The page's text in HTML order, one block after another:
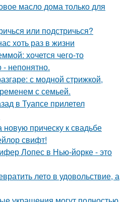
масло дома только для
или подстричься?
хоть раз в жизни
хочется чего-то
- непонятно.
с модной стрижкой,
с семьей.
в Туапсе прилетел
прическу к свадьбе
свифт!
Лопес в Нью-йорке - это
лето в удовольствие, а